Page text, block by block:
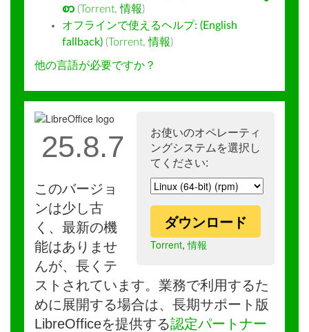
စာ (Torrent,情報)
オフラインで使えるヘルプ: (English
fallback) (Torrent,情報)
他の言語が必要ですか？
お使いのオペレーティ
ングシステムを選択し
てください:
ダウンロード
Torrent,情報
25.8.7
このバージョ
ンは少し古
く、最新の機
能はありませ
んが、長くテ
ストされています。業務で利用するた
めに展開する場合は、長期サポート版
LibreOfficeを提供する認定パートナー